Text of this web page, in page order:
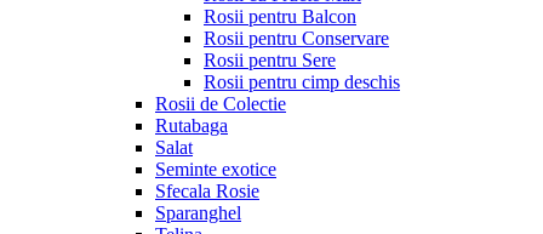
Rosii pentru Balcon
Rosii pentru Conservare
Rosii pentru Sere
Rosii pentru cimp deschis
Rosii de Colectie
Rutabaga
Salat
Seminte exotice
Sfecala Rosie
Sparanghel